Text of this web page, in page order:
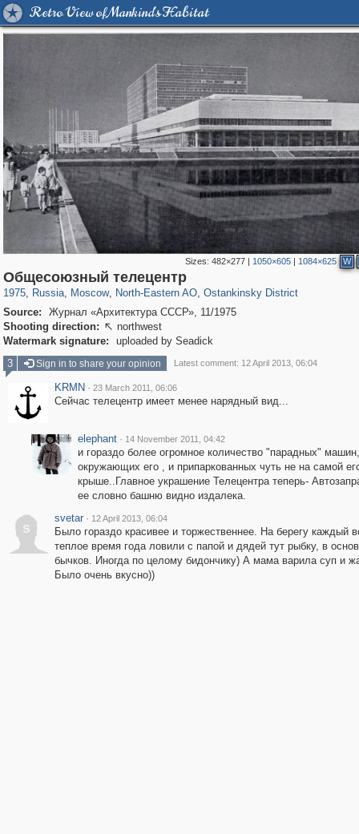
Retro View of Mankind's Habitat
Sizes:482×277 | 1050×605 | 1084×625 W
Общесоюзный телецентр
1975, Russia
1,405,779 29,243
, Moscow
319,716 8,286
, North-Eastern AO
24,485 250
, Ostankinsky District
Source:
Журнал «Архитектура СССР», 11/1975
Shooting direction:  northwest
Watermark signature:
uploaded by Seadick
3
Sign in to share your opinion Latest comment: 12 April 2013, 06:04
KRMN · 23 March 2011, 06:06
Сейчас телецентр имеет менее нарядный вид...
elephant · 14 November 2011, 04:42
и гораздо более огромное количество "парадных" машин,
окружающих его , и припаркованных чуть не на самой
крыше..Главное украшение Телецентра теперь-
ее словно башню видно издалека.
s
svetar · 12 April 2013, 06:04
Было гораздо красивее и торжественнее. На берегу каждый
теплое время года ловили с папой и дядей тут рыбку, в
бычков. Иногда по целому бидончику) А мама варила суп и
Было очень вкусно))